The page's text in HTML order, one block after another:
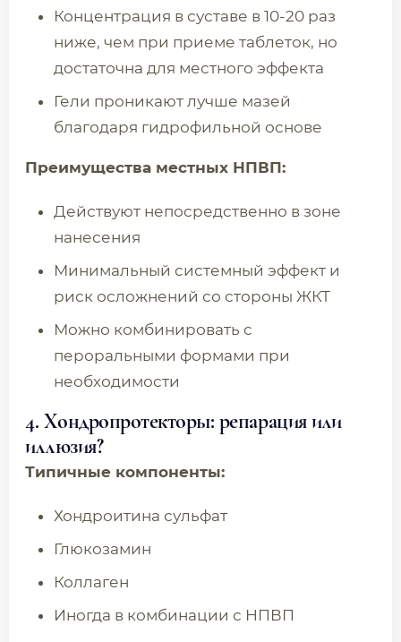
Концентрация в суставе в 10-20 раз
ниже, чем при приеме таблеток, но
достаточна для местного эффекта
Гели проникают лучше мазей
благодаря гидрофильной основе
Преимущества местных НПВП:
Действуют непосредственно в зоне
нанесения
Минимальный системный эффект и
риск осложнений со стороны ЖКТ
Можно комбинировать с
пероральными формами при
необходимости
4. Хондропротекторы: репарация или
иллюзия?
Типичные компоненты:
Хондроитина сульфат
Глюкозамин
Коллаген
Иногда в комбинации с НПВП